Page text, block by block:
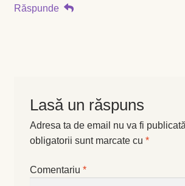
Răspunde
Lasă un răspuns
Adresa ta de email nu va fi
obligatorii sunt marcate cu *
Comentariu *